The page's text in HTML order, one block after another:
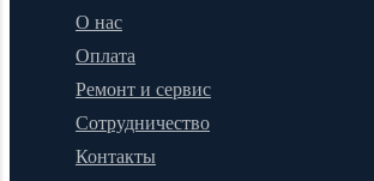
О нас
Оплата
Ремонт и сервис
Сотрудничество
Контакты